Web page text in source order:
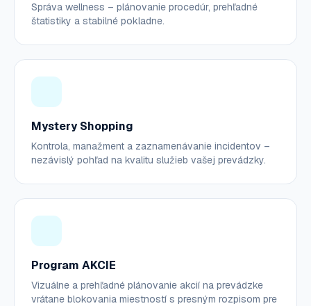
Správa wellness – plánovanie procedúr, prehľadné
štatistiky a stabilné pokladne.
Mystery Shopping
Kontrola, manažment a zaznamenávanie incidentov –
nezávislý pohľad na kvalitu služieb vašej prevádzky.
Program AKCIE
Vizuálne a prehľadné plánovanie akcií na prevádzke
vrátane blokovania miestností s presným rozpisom pre